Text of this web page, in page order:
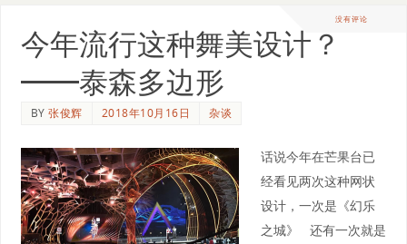
没有评论
今年流行这种舞美设计？
——泰森多边形
BY张俊辉 2018年10月16日 杂谈
话说今年在芒果台已
经看见两次这种网状
设计，一次是《幻乐
之城》 还有一次就是